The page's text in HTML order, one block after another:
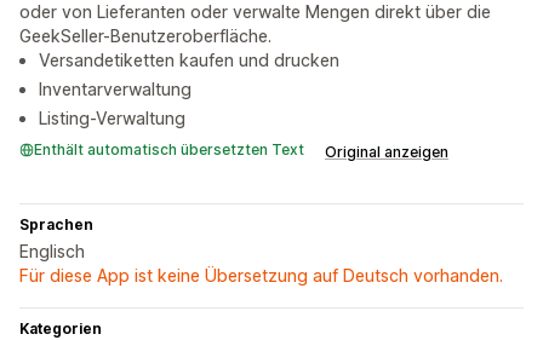
oder von Lieferanten oder verwalte Mengen direkt über die
GeekSeller-Benutzeroberfläche.
Versandetiketten kaufen und drucken
Inventarverwaltung
Listing-Verwaltung
Enthält automatisch übersetzten Text Original anzeigen
Sprachen
Englisch
Für diese App ist keine Übersetzung auf Deutsch vorhanden.
Kategorien